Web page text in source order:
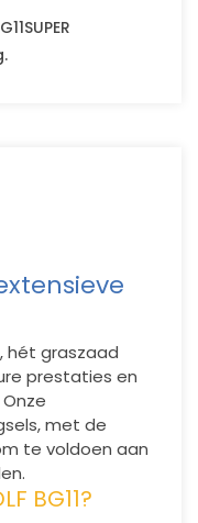
hét graszaad
prestaties en
met de
te voldoen aan
BG11?